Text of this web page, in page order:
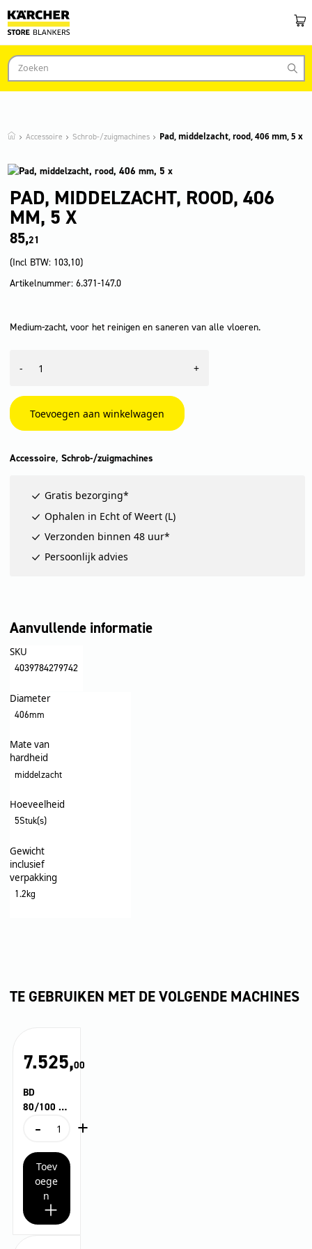
Accessoire Schrob-/zuigmachines Pad, middelzacht, rood, 406 mm, 5 x
PAD, MIDDELZACHT, ROOD, 406
MM, 5 X
85,21
(Incl BTW: 103,10)
Artikelnummer: 6.371-147.0
Medium-zacht, voor het reinigen en saneren van alle vloeren.
-
middelzacht,
406
mm,
5
+
Toevoegen aan winkelwagen
Accessoire, Schrob-/zuigmachines
Gratis bezorging*
Ophalen in Echt of Weert (L)
Verzonden binnen 48 uur*
Persoonlijk advies
Aanvullende informatie
SKU
4039784279742
Diameter
406mm
Mate van
hardheid
middelzacht
Hoeveelheid
5Stuk(s)
Gewicht
inclusief
verpakking
1.2kg
TE GEBRUIKEN MET DE VOLGENDE MACHINES
7.525,00
BD
80/100 W
-
BD
W
Bp
Classic
*EU
aantal
+
Toev
oege
n